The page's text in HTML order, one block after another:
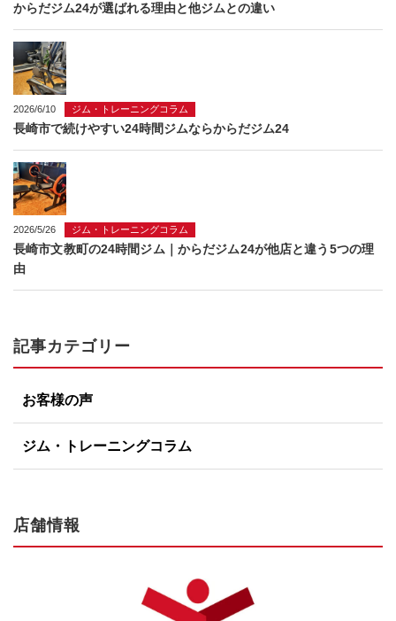
からだジム24が選ばれる理由と他ジムとの違い
2026/6/10 ジム・トレーニングコラム
長崎市で続けやすい24時間ジムならからだジム24
2026/5/26 ジム・トレーニングコラム
長崎市文教町の24時間ジム｜からだジム24が他店と違う5つの理
由
記事カテゴリー
お客様の声
ジム・トレーニングコラム
店舗情報